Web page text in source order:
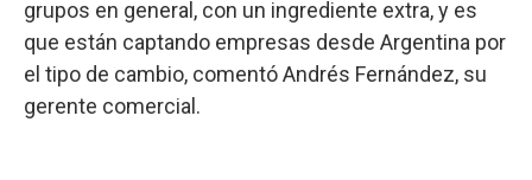
grupos en general, con un ingrediente extra, y es
que están captando empresas desde Argentina por
el tipo de cambio, comentó Andrés Fernández, su
gerente comercial.